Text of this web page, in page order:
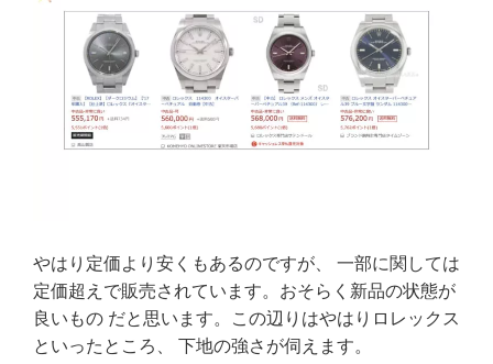
やはり定価より安くもあるのですが、 一部に関しては
定価超えで販売されています。おそらく新品の状態が
良いもの だと思います。この辺りはやはりロレックス
といったところ、 下地の強さが伺えます。